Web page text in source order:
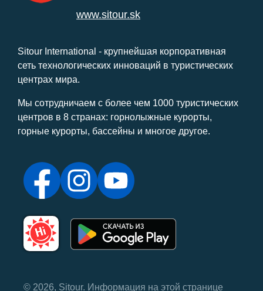
www.sitour.sk
Sitour International - крупнейшая корпоративная
сеть технологических инноваций в туристических
центрах мира.
Мы сотрудничаем с более чем 1000 туристических
центров в 8 странах: горнолыжные курорты,
горные курорты, бассейны и многое другое.
© 2026, Sitour. Информация на этой странице